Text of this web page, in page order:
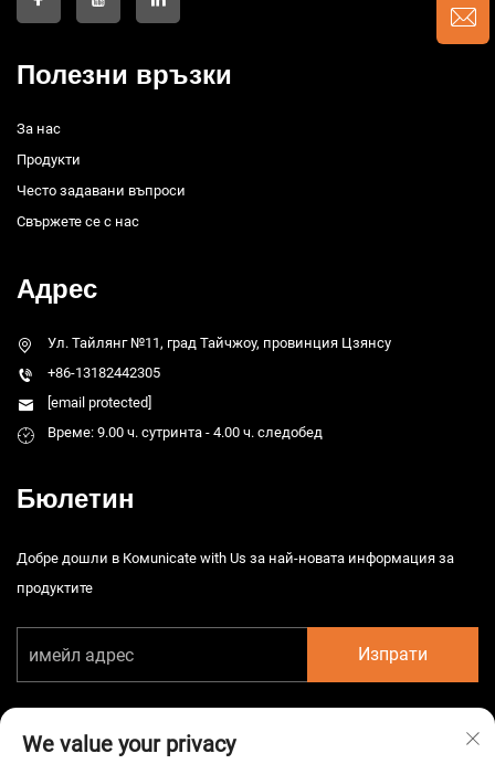
Полезни връзки
За нас
Продукти
Често задавани въпроси
Свържете се с нас
Адрес
Ул. Тайлянг №11, град Тайчжоу, провинция Цзянсу
+86-13182442305
[email protected]
Време: 9.00 ч. сутринта - 4.00 ч. следобед
Бюлетин
Добре дошли в Комunicate with Us за най-новата информация за
продуктите
Изпрати
We value your privacy